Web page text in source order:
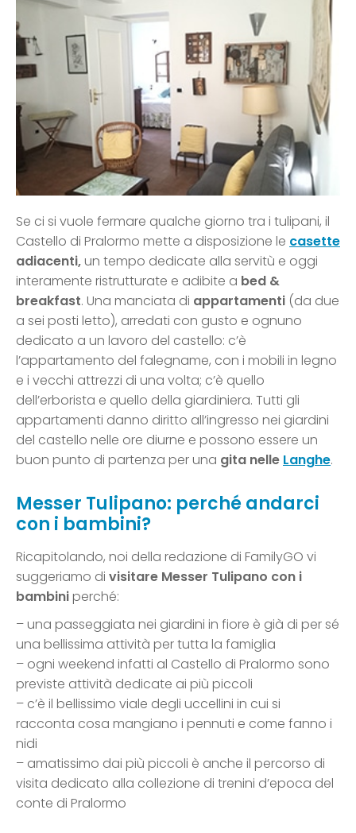
Se ci si vuole fermare qualche giorno tra i tulipani, il
Castello di Pralormo mette a disposizione le casette
adiacenti,un tempo dedicate alla servitù e oggi
interamente ristrutturate e adibite a bed &
breakfast. Una manciata di appartamenti (da due
a sei posti letto), arredati con gusto e ognuno
dedicato a un lavoro del castello: c’è
l’appartamento del falegname, con i mobili in legno
e i vecchi attrezzi di una volta; c’è quello
dell’erborista e quello della giardiniera. Tutti gli
appartamenti danno diritto all’ingresso nei giardini
del castello nelle ore diurne e possono essere un
buon punto di partenza per una gita nelle Langhe.
Messer Tulipano: perché andarci
con i bambini?
Ricapitolando, noi della redazione di FamilyGO vi
suggeriamo di visitare Messer Tulipano con i
bambiniperché:
– una passeggiata nei giardini in fiore è già di per sé
una bellissima attività per tutta la famiglia
– ogni weekend infatti al Castello di Pralormo sono
previste attività dedicate ai più piccoli
– c’è il bellissimo viale degli uccellini in cui si
racconta cosa mangiano i pennuti e come fanno i
nidi
– amatissimo dai più piccoli è anche il percorso di
visita dedicato alla collezione di trenini d’epoca del
conte di Pralormo